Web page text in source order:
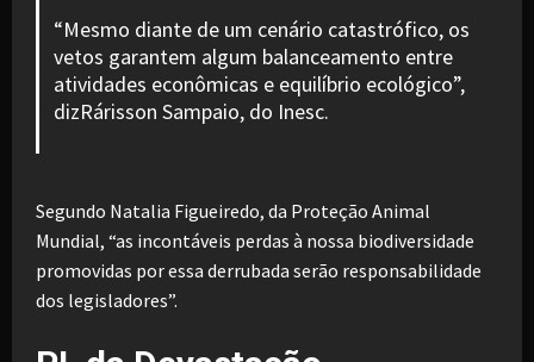
“Mesmo diante de um cenário catastrófico, os
vetos garantem algum balanceamento entre
atividades econômicas e equilíbrio ecológico”,
dizRárisson Sampaio, do Inesc.
Segundo Natalia Figueiredo, da Proteção Animal
Mundial, “as incontáveis perdas à nossa biodiversidade
promovidas por essa derrubada serão responsabilidade
dos legisladores”.